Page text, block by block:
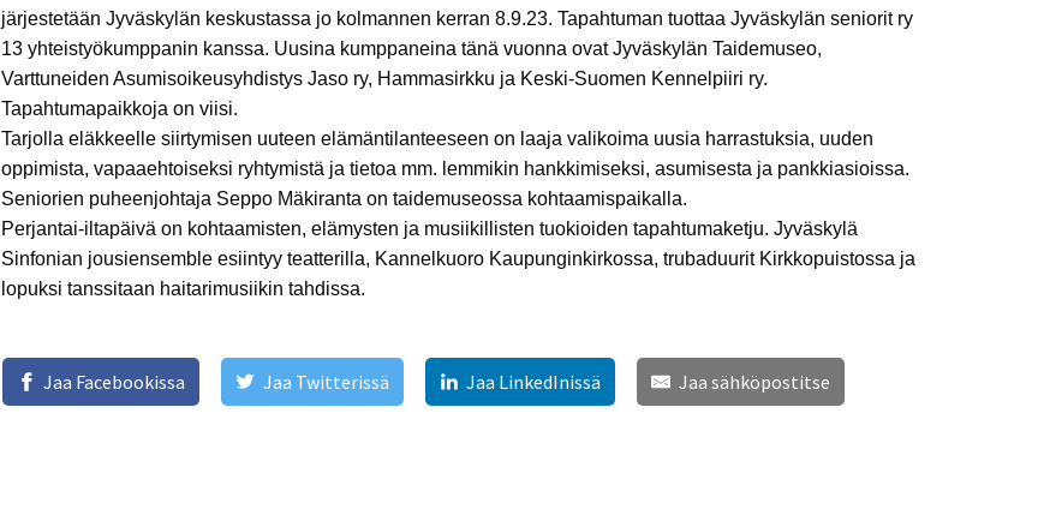
järjestetään Jyväskylän keskustassa jo kolmannen kerran 8.9.23. Tapahtuman tuottaa Jyväskylän seniorit ry
13 yhteistyökumppanin kanssa. Uusina kumppaneina tänä vuonna ovat Jyväskylän Taidemuseo,
Varttuneiden Asumisoikeusyhdistys Jaso ry, Hammasirkku ja Keski-Suomen Kennelpiiri ry.
Tapahtumapaikkoja on viisi.
Tarjolla eläkkeelle siirtymisen uuteen elämäntilanteeseen on laaja valikoima uusia harrastuksia, uuden
oppimista, vapaaehtoiseksi ryhtymistä ja tietoa mm. lemmikin hankkimiseksi, asumisesta ja pankkiasioissa.
Seniorien puheenjohtaja Seppo Mäkiranta on taidemuseossa kohtaamispaikalla.
Perjantai-iltapäivä on kohtaamisten, elämysten ja musiikillisten tuokioiden tapahtumaketju. Jyväskylä
Sinfonian jousiensemble esiintyy teatterilla, Kannelkuoro Kaupunginkirkossa, trubaduurit Kirkkopuistossa ja
lopuksi tanssitaan haitarimusiikin tahdissa.
Jaa Facebookissa Jaa Twitterissä Jaa LinkedInissä Jaa sähköpostitse